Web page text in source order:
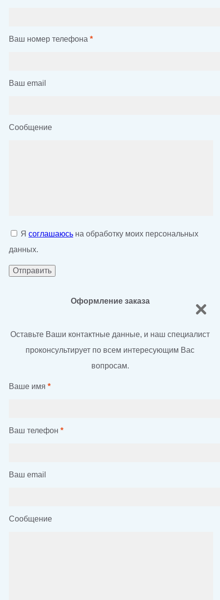
Ваш номер телефона *
Ваш email
Сообщение
Я соглашаюсь на обработку моих персональных
данных.
Оформление заказа
Оставьте Ваши контактные данные, и наш специалист
проконсультирует по всем интересующим Вас
вопросам.
Ваше имя *
Ваш телефон *
Ваш email
Сообщение